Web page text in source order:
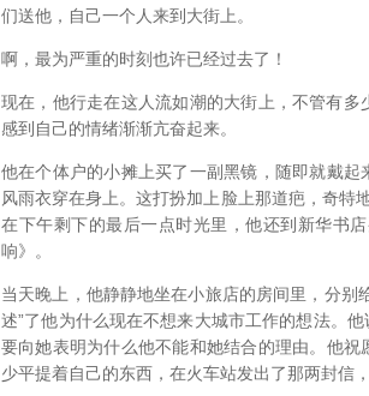
们送他，自己一个人来到大街上。
啊，最为严重的时刻也许已经过去了！
现在，他行走在这人流如潮的大街上，不管有
感到自己的情绪渐渐亢奋起来。
他在个体户的小摊上买了一副黑镜，随即就戴
风雨衣穿在身上。这打扮加上脸上那道疤，奇特
在下午剩下的最后一点时光里，他还到新华书
响》。
当天晚上，他静静地坐在小旅店的房间里，分别
述”了他为什么现在不想来大城市工作的想法。
要向她表明为什么他不能和她结合的理由。他
少平提着自己的东西，在火车站发出了那两封信